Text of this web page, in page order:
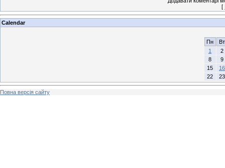
[
Calendar
Пн
Вт
1
2
8
9
15
16
22
23
Повна версія сайту